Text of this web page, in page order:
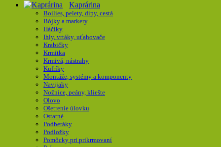
Kaprárina
Boilies, pelety, dipy, cestá
Bójky a markery
Háčiky
Ihly, vrtáky, uťahovače
Krabičky
Krmítka
Krmivá, nástrahy
Kufríky
Montáže, systémy a komponenty
Navijaky
Nožnice, peány, kliešte
Olovo
Ošetrenie úlovku
Ostatné
Podberáky
Podložky
Pomôcky pri prikrmovaní